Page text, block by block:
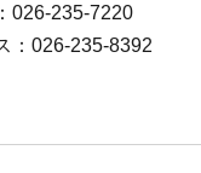
026-235-7220
：026-235-8392